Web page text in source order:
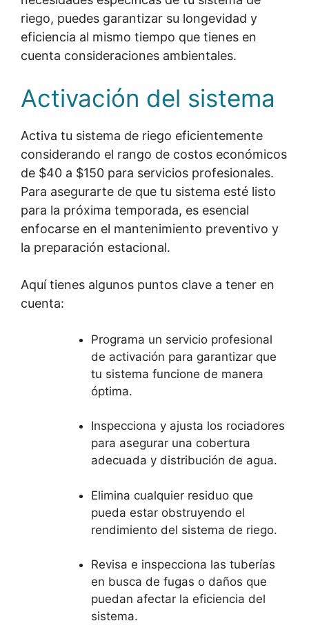
riego, puedes garantizar su longevidad y
eficiencia al mismo tiempo que tienes en
cuenta consideraciones ambientales.
Activación del sistema
Activa tu sistema de riego eficientemente
considerando el rango de costos económicos
de $40 a $150 para servicios profesionales.
Para asegurarte de que tu sistema esté listo
para la próxima temporada, es esencial
enfocarse en el mantenimiento preventivo y
la preparación estacional.
Aquí tienes algunos puntos clave a tener en
cuenta:
Programa un servicio profesional
de activación para garantizar que
tu sistema funcione de manera
óptima.
Inspecciona y ajusta los rociadores
para asegurar una cobertura
adecuada y distribución de agua.
Elimina cualquier residuo que
pueda estar obstruyendo el
rendimiento del sistema de riego.
Revisa e inspecciona las tuberías
en busca de fugas o daños que
puedan afectar la eficiencia del
sistema.